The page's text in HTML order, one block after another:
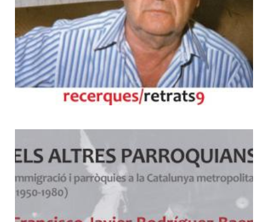
9
Els altres parroquians.
Immigració i parròquies a la
Catalunya metropolitana
(1950-1980)